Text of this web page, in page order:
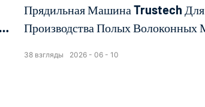
Прядильная Машина Trustech Для
Производства Полых Волоконных
2026 06 10
38 взгляды